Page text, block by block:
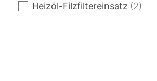
Heizöl-Filzfiltereinsatz 2